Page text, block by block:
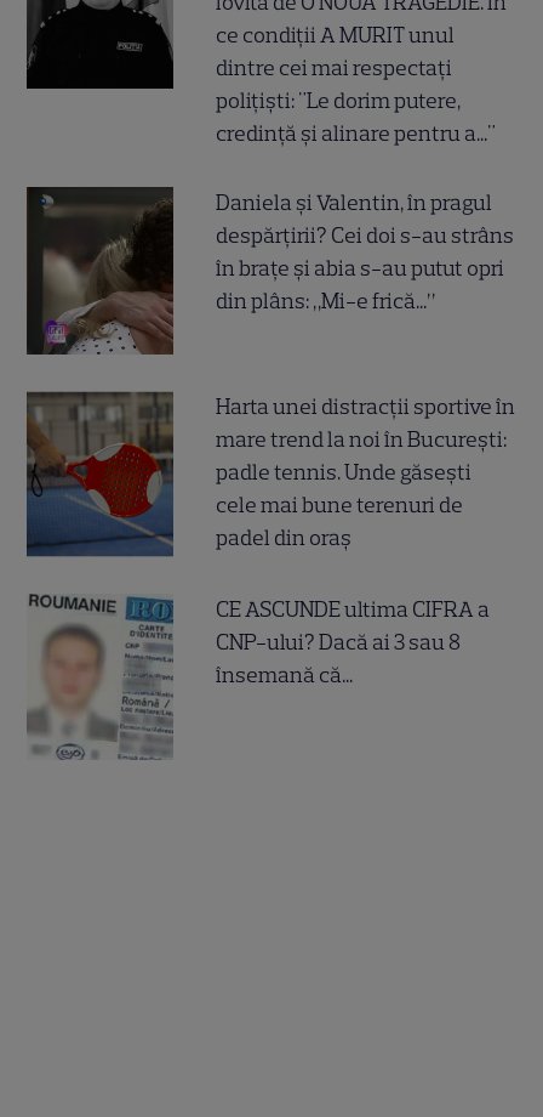
ce condiții A MURIT unul
dintre cei mai respectați
polițiști: "Le dorim putere,
credință și alinare pentru a..."
Daniela și Valentin, în pragul
despărțirii? Cei doi s-au strâns
în brațe și abia s-au putut opri
din plâns: „Mi-e frică...”
Harta unei distracții sportive în
mare trend la noi în București:
padle tennis. Unde găsești
cele mai bune terenuri de
padel din oraș
CE ASCUNDE ultima CIFRA a
CNP-ului? Dacă ai 3 sau 8
însemană că...